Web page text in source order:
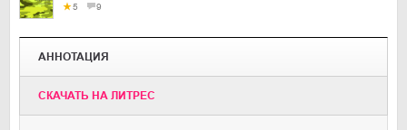
5 9
АННОТАЦИЯ
CКАЧАТЬ НА ЛИТРЕС